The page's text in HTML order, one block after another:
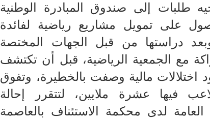
طلبات إلى صندوق المبادرة الوطنية
على تمويل مشاريع رياضية لفائدة
وبعد دراستها من قبل الجهات المختصة
مع الجمعية الرياضية، قبل أن تكتشف
اختلالات مالية وصفت بالخطيرة، وتفوق
فيها عشرة ملايين، لتتقرر إحالة
العامة لدى محكمة الاستئناف بالعاصمة